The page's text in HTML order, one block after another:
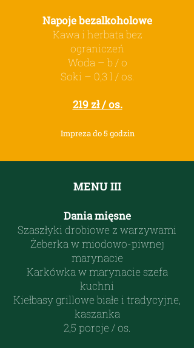
Napoje bezalkoholowe
Kawa i herbata bez
ograniczeń
Woda – b / o
Soki – 0,3 l / os.
219 zł / os.
Impreza do 5 godzin
MENU III
Dania mięsne
Szaszłyki drobiowe z warzywami
Żeberka w miodowo-piwnej
marynacie
Karkówka w marynacie szefa
kuchni
Kiełbasy grillowe białe i tradycyjne,
kaszanka
2,5 porcje / os.